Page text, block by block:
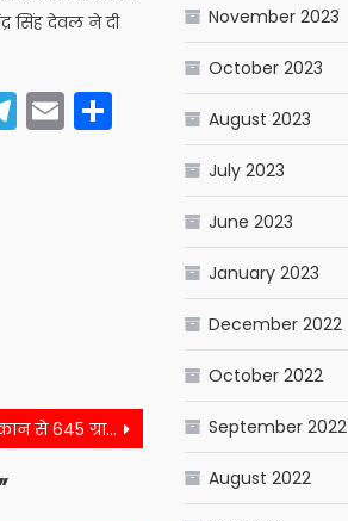
सिंह देवल ने दी
Telegram
EmailShare
जालोर मेंं दुकान से 645 ग्राम गांजा बरामद, 1 गिरफ्तार
November 2023
October 2023
August 2023
July 2023
June 2023
January 2023
December 2022
October 2022
September 2022
August 2022